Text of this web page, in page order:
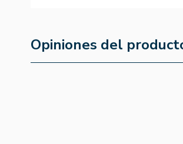
Opiniones del